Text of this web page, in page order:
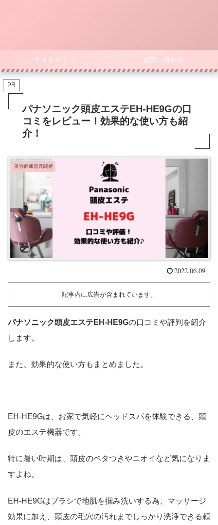
サイトマップ お問い合わせ
PR
パナソニック頭皮エステEH-HE9Gの口
コミをレビュー！効果的な使い方も紹
介！
美容健康器具関連
2022.06.09
記事内に広告が含まれています。
パナソニック頭皮エステEH-HE9Gの口コミや評判を紹介
します。
また、効果的な使い方もまとめました。
EH-HE9Gは、お家で気軽にヘッドスパを体験できる、頭
皮のエステ機器です。
特に暑い時期は、頭皮のベタつきやニオイなど気になりま
すよね。
EH-HE9Gはブラシで地肌を掴み洗いする為、マッサージ
効果に加え、頭皮の毛穴の汚れまでしっかり洗浄できる頼